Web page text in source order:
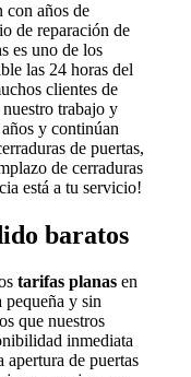
con años de
de reparación de
es uno de los
las 24 horas del
clientes de
trabajo y
y continúan
de puertas,
de cerraduras
está a tu servicio!
baratos
tarifas planas en
pequeña y sin
que nuestros
inmediata
apertura de puertas